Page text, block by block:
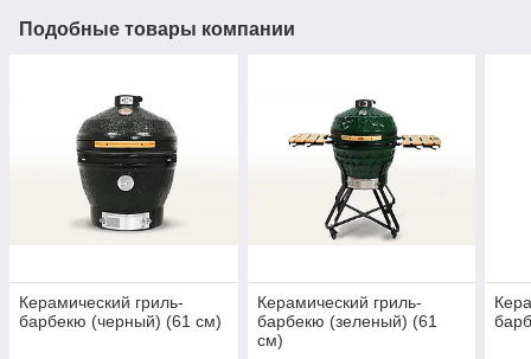
Подобные товары компании
Керамический гриль-
барбекю (черный) (61 см)
Керамический гриль-
барбекю (зеленый) (61
см)